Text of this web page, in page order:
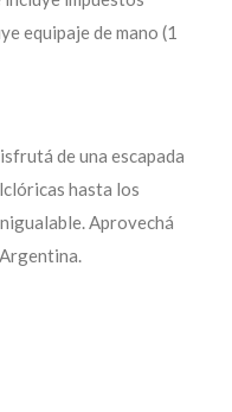
equipaje de mano (1
de una escapada
hasta los
Aprovechá